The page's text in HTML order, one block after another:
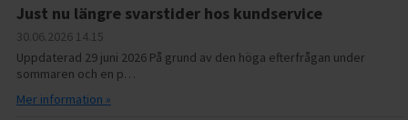
Just nu längre svarstider hos kundservice
30.06.2026 14.15
Uppdaterad 29 juni 2026 På grund av den höga efterfrågan under
sommaren och en p…
Mer information »